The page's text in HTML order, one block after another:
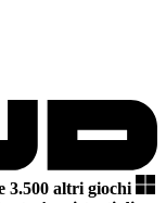
3.500 altri giochi